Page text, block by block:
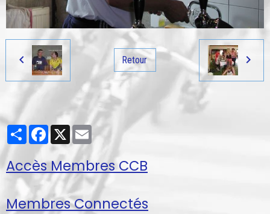
Retour
PartagerFacebook
X Email
Accès Membres CCB
Membres Connectés